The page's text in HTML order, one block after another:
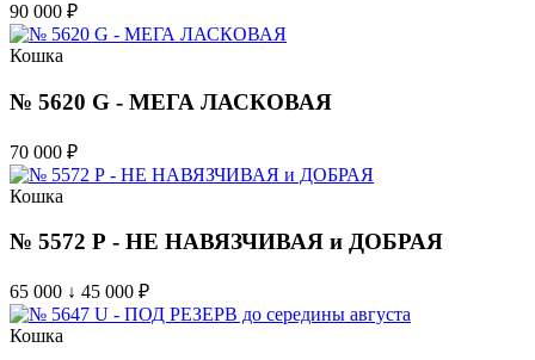
90 000 ₽
Кошка
№ 5620 G - МЕГА ЛАСКОВАЯ
70 000 ₽
Кошка
№ 5572 Р - НЕ НАВЯЗЧИВАЯ и ДОБРАЯ
65 000 ↓ 45 000 ₽
Кошка